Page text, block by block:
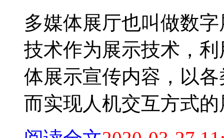
多媒体展厅也叫做数
技术作为展示技术，
体展示宣传内容，以
而实现人机交互方式的